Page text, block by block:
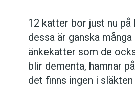
12 katter bor just nu
dessa är ganska
änkekatter som de
blir dementa, hamnar
det finns ingen i